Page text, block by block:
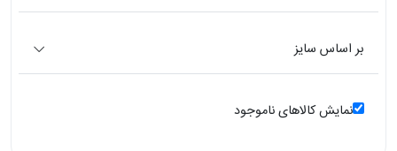
بر اساس سایز
نمایش کالاهای ناموجود